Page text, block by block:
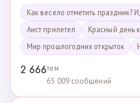
Как весело отметить праздник?
Аист прилетел
Красный день
Мир прошлогодних открыток
2 666тем
65 009 сообщений